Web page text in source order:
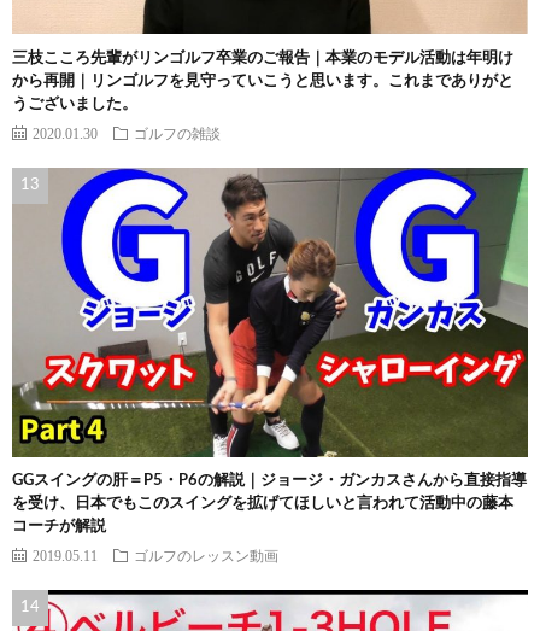
三枝こころ先輩がリンゴルフ卒業のご報告｜本業のモデル活動は年明け
から再開｜リンゴルフを見守っていこうと思います。これまでありがと
うございました。
2020.01.30 ゴルフの雑談
GGスイングの肝＝P5・P6の解説｜ジョージ・ガンカスさんから直接指導
を受け、日本でもこのスイングを拡げてほしいと言われて活動中の藤本
コーチが解説
2019.05.11 ゴルフのレッスン動画